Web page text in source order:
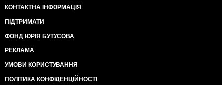
КОНТАКТНА ІНФОРМАЦІЯ
ПІДТРИМАТИ
ФОНД ЮРІЯ БУТУСОВА
РЕКЛАМА
УМОВИ КОРИСТУВАННЯ
ПОЛІТИКА КОНФІДЕНЦІЙНОСТІ